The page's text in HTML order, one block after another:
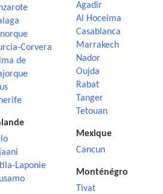
Corvera
de
Laponie
Agadir
Al Hoceima
Casablanca
Marrakech
Nador
Oujda
Rabat
Tanger
Tetouan
Mexique
Cancun
Monténégro
Tivat